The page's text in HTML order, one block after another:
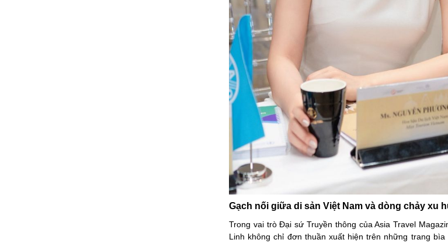
Gạch nối giữa di sản Việt Nam và dòng chảy xu
Trong vai trò Đại sứ Truyền thông của Asia Travel
Linh không chỉ đơn thuần xuất hiện trên những trang